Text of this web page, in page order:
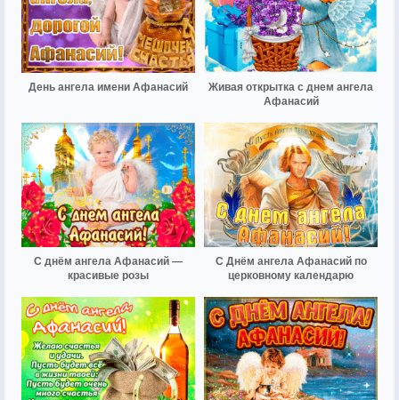
День ангела имени Афанасий
Живая открытка с днем ангела
Афанасий
С днём ангела Афанасий —
красивые розы
С Днём ангела Афанасий по
церковному календарю